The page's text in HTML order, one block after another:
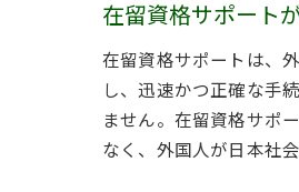
在留資格サポート
在留資格サポートは、
し、迅速かつ正確な手
ません。在留資格サポ
なく、外国人が日本社